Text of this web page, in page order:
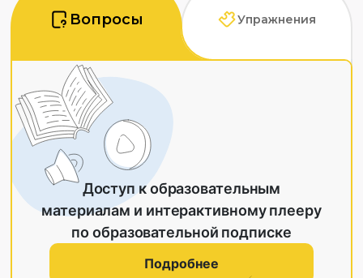
Вопросы Упражнения
Доступ к образовательным
материалам и интерактивному плееру
по образовательной подписке
Подробнее